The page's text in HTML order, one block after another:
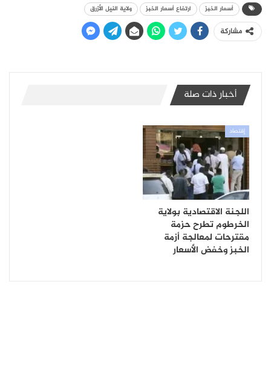
أسعار الخبز ارتفاع أسعار الخبز ولاية النيل الأزرق
مشاركة
أخبار ذات صلة
إقتصاد
اللجنة الاقتصادية بولاية
الخرطوم تطرح حزمة
مقترحات لمعالجة أزمة
الخبز وخفض الأسعار